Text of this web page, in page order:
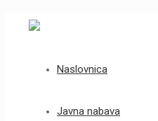
Naslovnica
Javna nabava